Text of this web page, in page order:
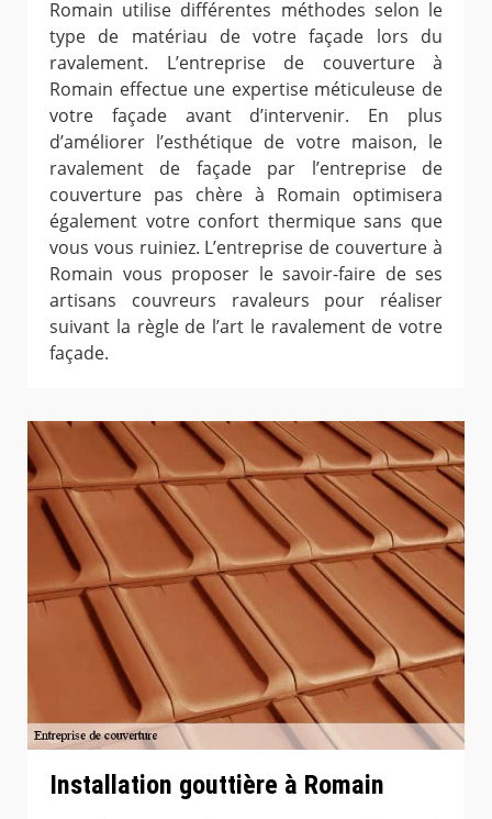
Romain utilise différentes méthodes selon le
type de matériau de votre façade lors du
ravalement. L’entreprise de couverture à
Romain effectue une expertise méticuleuse de
votre façade avant d’intervenir. En plus
d’améliorer l’esthétique de votre maison, le
ravalement de façade par l’entreprise de
couverture pas chère à Romain optimisera
également votre confort thermique sans que
vous vous ruiniez. L’entreprise de couverture à
Romain vous proposer le savoir-faire de ses
artisans couvreurs ravaleurs pour réaliser
suivant la règle de l’art le ravalement de votre
façade.
Installation gouttière à Romain